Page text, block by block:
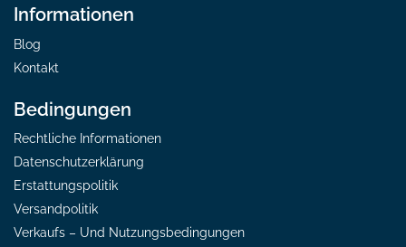
Informationen
Blog
Kontakt
Bedingungen
Rechtliche Informationen
Datenschutzerklärung
Erstattungspolitik
Versandpolitik
Verkaufs – Und Nutzungsbedingungen